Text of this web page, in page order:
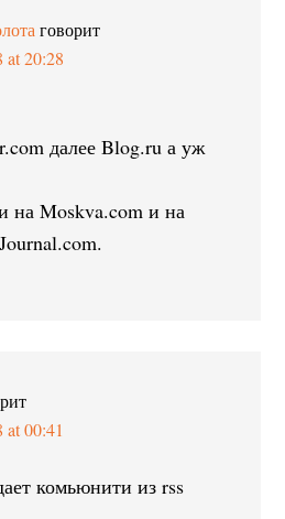
говорит
at 20:28
далее Blog.ru а уж
на Moskva.com и на
at 00:41
комьюнити из rss